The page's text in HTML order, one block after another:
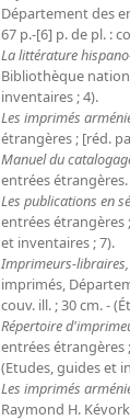
Département des
67 p.-[6] p. de pl. :
La littérature
Bibliothèque
inventaires ; 4).
Les imprimés
étrangères ; [réd.
Manuel du
entrées étrangères.
Les publications en
entrées étrangères
et inventaires ; 7).
Imprimeurs-
imprimés,
couv. ill. ; 30 cm. -
Répertoire
entrées étrangères
(Etudes, guides et
Les imprimés
Raymond H.